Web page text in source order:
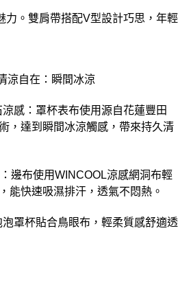
力。雙肩帶搭配V型設計巧思，年輕
涼自在：瞬間冰涼
感：罩杯表布使用源自花蓮豐田
，達到瞬間冰涼觸感，帶來持久清
邊布使用WINCOOL涼感網洞布輕
能快速吸濕排汗，透氣不悶熱。
罩杯貼合鳥眼布，輕柔質感舒適透